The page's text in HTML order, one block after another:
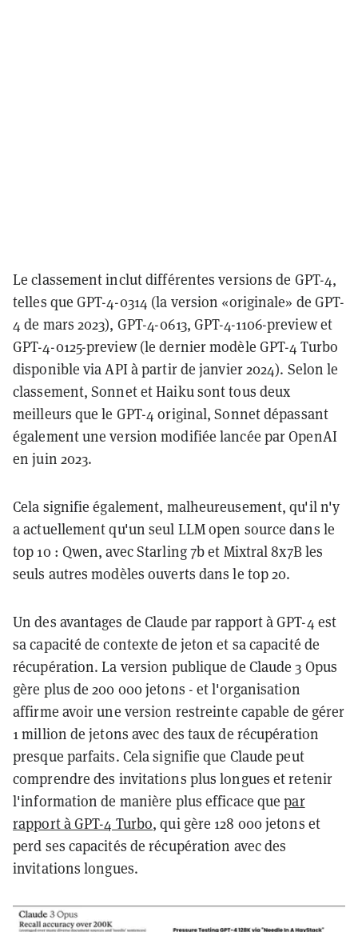
Le classement inclut différentes versions de GPT-4,
telles que GPT-4-0314 (la version «originale» de GPT-
4 de mars 2023), GPT-4-0613, GPT-4-1106-preview et
GPT-4-0125-preview (le dernier modèle GPT-4 Turbo
disponible via API à partir de janvier 2024). Selon le
classement, Sonnet et Haiku sont tous deux
meilleurs que le GPT-4 original, Sonnet dépassant
également une version modifiée lancée par OpenAI
en juin 2023.
Cela signifie également, malheureusement, qu'il n'y
a actuellement qu'un seul LLM open source dans le
top 10 : Qwen, avec Starling 7b et Mixtral 8x7B les
seuls autres modèles ouverts dans le top 20.
Un des avantages de Claude par rapport à GPT-4 est
sa capacité de contexte de jeton et sa capacité de
récupération. La version publique de Claude 3 Opus
gère plus de 200 000 jetons - et l'organisation
affirme avoir une version restreinte capable de gérer
1 million de jetons avec des taux de récupération
presque parfaits. Cela signifie que Claude peut
comprendre des invitations plus longues et retenir
l'information de manière plus efficace quepar
rapport à GPT-4 Turbo, qui gère 128 000 jetons et
perd ses capacités de récupération avec des
invitations longues.